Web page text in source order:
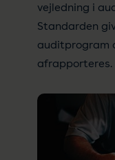
vejledning i
Standarden
auditprogram
afrapporteres.